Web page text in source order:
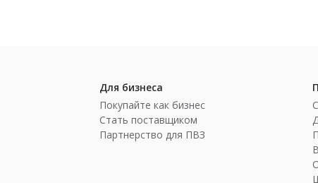
Для бизнеса
Покупайте как бизнес
Стать поставщиком
Партнерство для ПВЗ